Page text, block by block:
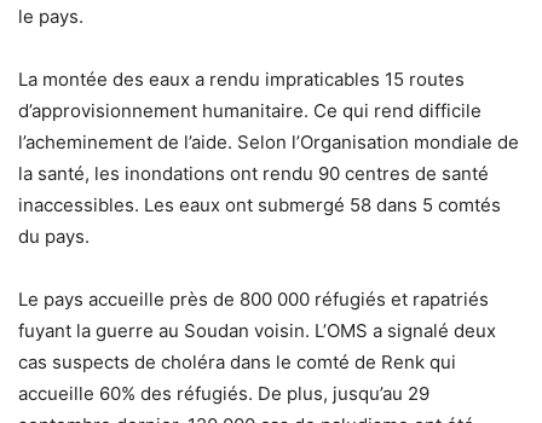
le pays.
La montée des eaux a rendu impraticables 15 routes
d’approvisionnement humanitaire. Ce qui rend difficile
l’acheminement de l’aide. Selon l’Organisation mondiale de
la santé, les inondations ont rendu 90 centres de santé
inaccessibles. Les eaux ont submergé 58 dans 5 comtés
du pays.
Le pays accueille près de 800 000 réfugiés et rapatriés
fuyant la guerre au Soudan voisin. L’OMS a signalé deux
cas suspects de choléra dans le comté de Renk qui
accueille 60% des réfugiés. De plus, jusqu’au 29